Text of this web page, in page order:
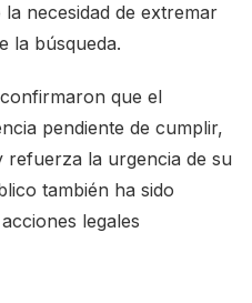
necesidad de extremar
la búsqueda.
que el
pendiente de cumplir,
refuerza la urgencia de su
también ha sido
legales